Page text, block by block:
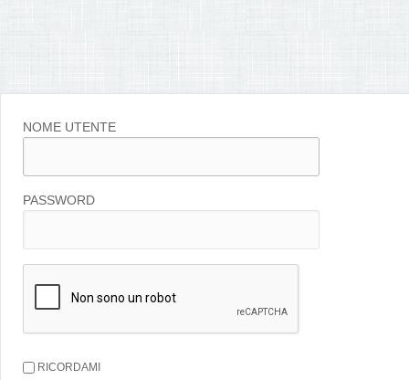
NOME UTENTE
PASSWORD
RICORDAMI